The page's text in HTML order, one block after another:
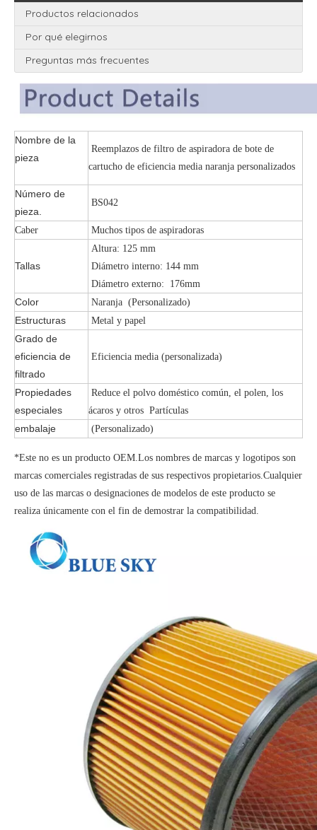
Productos relacionados
Por qué elegirnos
Preguntas más frecuentes
Nombre de la
pieza
Reemplazos de filtro de aspiradora de bote de
cartucho de eficiencia media naranja personalizados
Número de
pieza.
BS042
Caber Muchos tipos de aspiradoras
Tallas
Altura: 125 mm
Diámetro interno: 144 mm
Diámetro externo: 176mm
Color Naranja (Personalizado)
Estructuras Metal y papel
Grado de
eficiencia de
filtrado
Eficiencia media (personalizada)
Propiedades
especiales
Reduce el polvo doméstico común, el polen, los
ácaros y otros Partículas
embalaje (Personalizado)
*Este no es un producto OEM.Los nombres de marcas y logotipos son
marcas comerciales registradas de sus respectivos propietarios.Cualquier
uso de las marcas o designaciones de modelos de este producto se
realiza únicamente con el fin de demostrar la compatibilidad.